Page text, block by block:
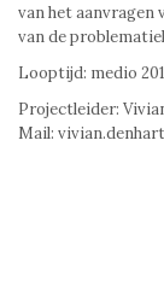
van het aanvragen
van de
Looptijd: medio
Projectleider:
Mail: